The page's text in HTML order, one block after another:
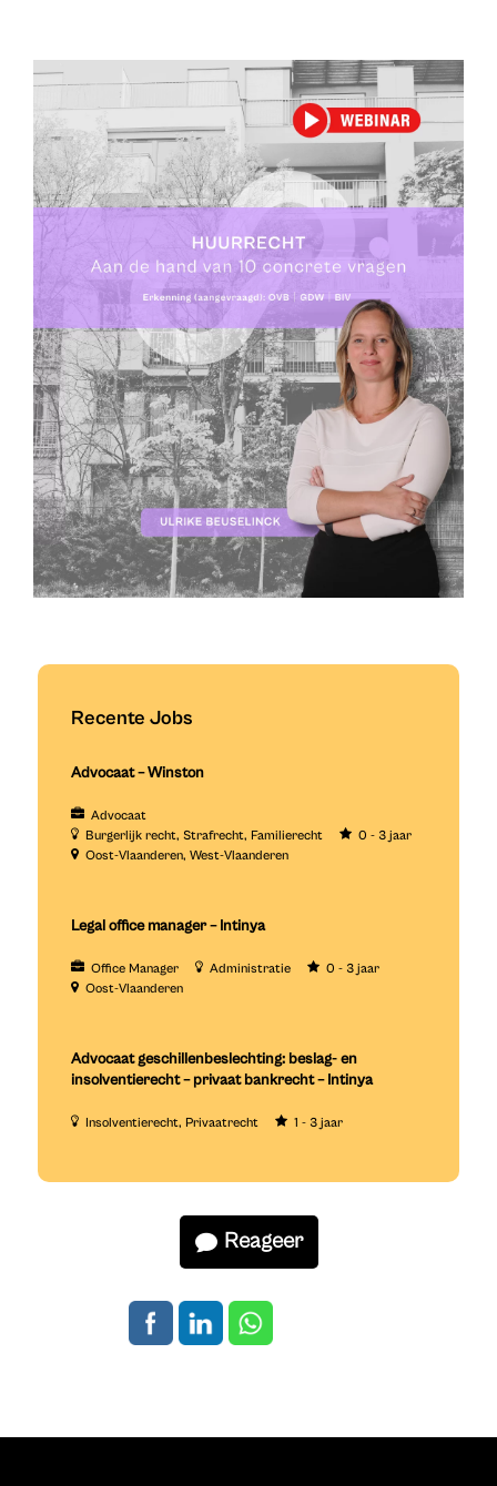
Recente Jobs
Advocaat – Winston
Advocaat
Burgerlijk recht Strafrecht Familierecht
0 - 3 jaar
Oost-Vlaanderen West-Vlaanderen
Legal office manager – Intinya
Office Manager Administratie
0 - 3 jaar
Oost-Vlaanderen
Advocaat geschillenbeslechting: beslag- en
insolventierecht – privaat bankrecht – Intinya
Insolventierecht Privaatrecht 1 - 3 jaar
Reageer